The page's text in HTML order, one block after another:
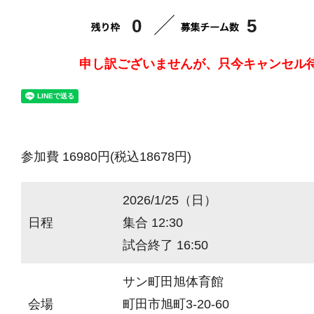
0 5
申し訳ございませんが、只今キャンセル
参加費 16980円(税込18678円)
日程
2026/1/25（日）
集合 12:30
試合終了 16:50
会場
サン町田旭体育館
町田市旭町3-20-60